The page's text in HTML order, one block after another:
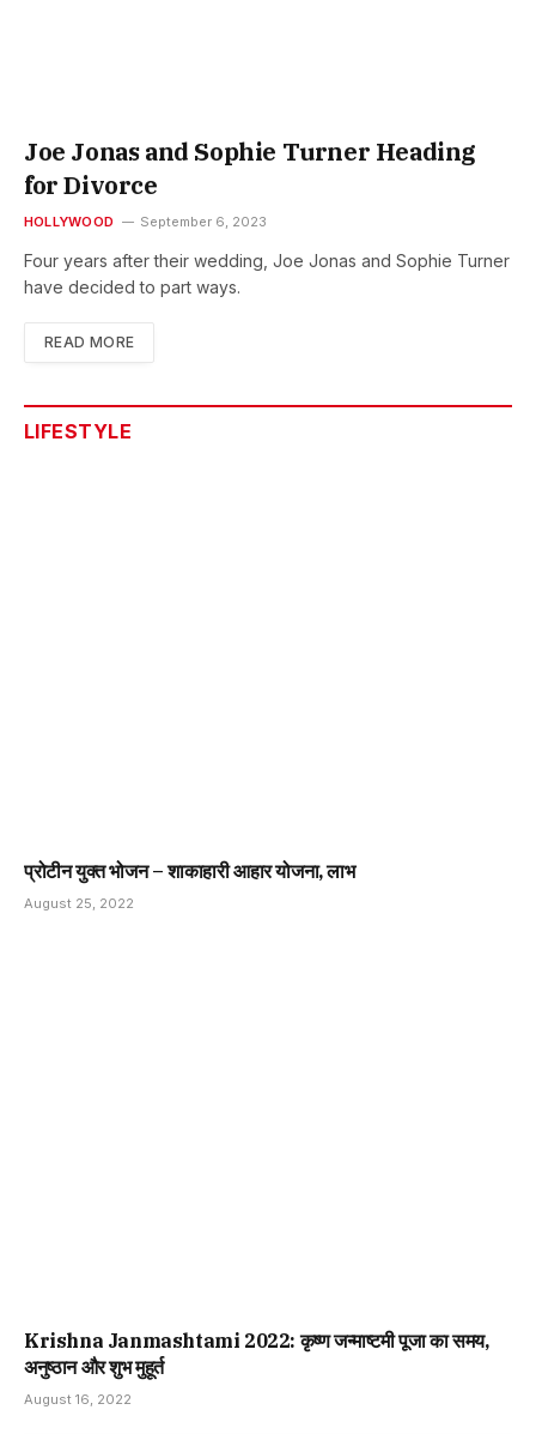
Joe Jonas and Sophie Turner Heading
for Divorce
HOLLYWOOD September 6, 2023
Four years after their wedding, Joe Jonas and Sophie Turner
have decided to part ways.
READ MORE
LIFESTYLE
प्रोटीन युक्त भोजन – शाकाहारी आहार योजना, लाभ
August 25, 2022
Krishna Janmashtami 2022: कृष्ण जन्माष्टमी पूजा का समय,
अनुष्ठान और शुभ मुहूर्त
August 16, 2022